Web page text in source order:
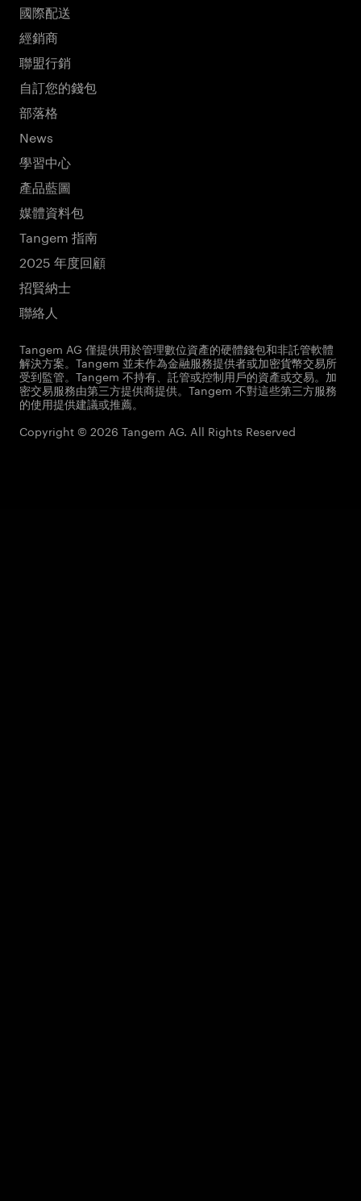
國際配送
經銷商
聯盟行銷
自訂您的錢包
部落格
News
學習中心
產品藍圖
媒體資料包
Tangem 指南
2025 年度回顧
招賢納士
聯絡人
Tangem AG 僅提供用於管理數位資產的硬體錢包和非託管軟體
解決方案。Tangem 並未作為金融服務提供者或加密貨幣交易所
受到監管。Tangem 不持有、託管或控制用戶的資產或交易。加
密交易服務由第三方提供商提供。Tangem 不對這些第三方服務
的使用提供建議或推薦。